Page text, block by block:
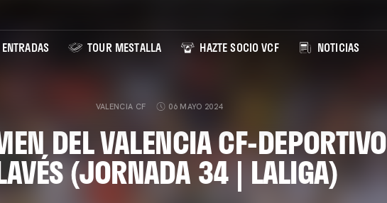
ENTRADAS TOUR MESTALLA HAZTE SOCIO VCF NOTICIAS
VALENCIA CF 06 MAYO 2024
DEL VALENCIA CF-DEPORTIVO
(JORNADA 34 | LALIGA)